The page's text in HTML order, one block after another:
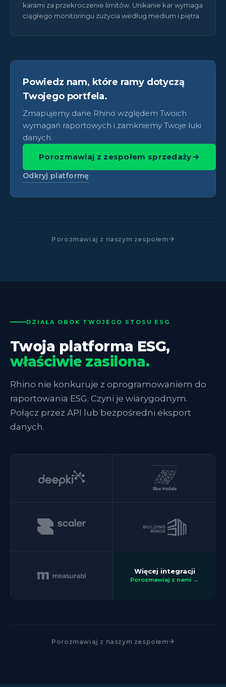
karami za przekroczenie limitów. Unikanie kar wymaga
ciągłego monitoringu zużycia według medium i piętra.
Powiedz nam, które ramy dotyczą
Twojego portfela.
Zmapujemy dane Rhino względem Twoich
wymagań raportowych i zamkniemy Twoje luki
danych.
Porozmawiaj z zespołem sprzedaży
Odkryj platformę
Porozmawiaj z naszym zespołem
DZIAŁA OBOK TWOJEGO STOSU ESG
Twoja platforma ESG,
właściwie zasilona.
Rhino nie konkuruje z oprogramowaniem do
raportowania ESG. Czyni je wiarygodnym.
Połącz przez API lub bezpośredni eksport
danych.
Więcej integracji
Porozmawiaj z nami →
Porozmawiaj z naszym zespołem